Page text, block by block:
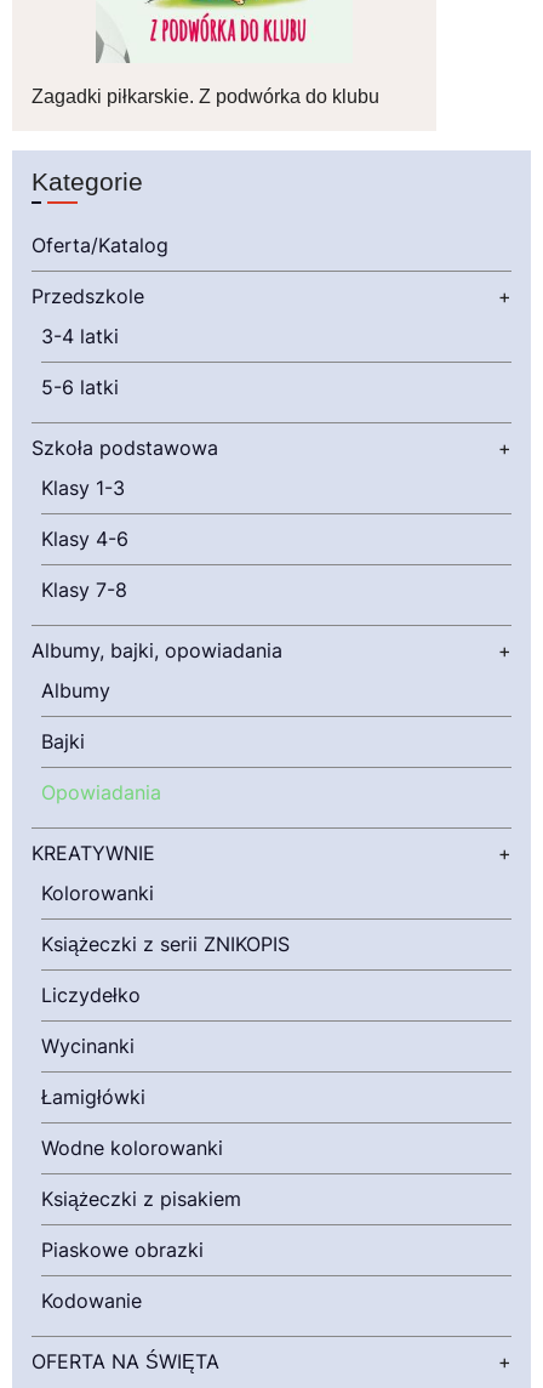
Zagadki piłkarskie. Z podwórka do klubu
Kategorie
Oferta/Katalog
Przedszkole
+
3-4 latki
5-6 latki
Szkoła podstawowa
+
Klasy 1-3
Klasy 4-6
Klasy 7-8
Albumy, bajki, opowiadania
+
Albumy
Bajki
Opowiadania
KREATYWNIE
+
Kolorowanki
Książeczki z serii ZNIKOPIS
Liczydełko
Wycinanki
Łamigłówki
Wodne kolorowanki
Książeczki z pisakiem
Piaskowe obrazki
Kodowanie
OFERTA NA ŚWIĘTA
+